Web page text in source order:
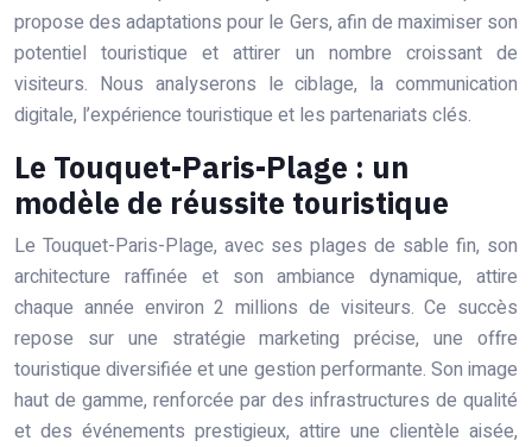
propose des adaptations pour le Gers, afin de maximiser son
potentiel touristique et attirer un nombre croissant de
visiteurs. Nous analyserons le ciblage, la communication
digitale, l’expérience touristique et les partenariats clés.
Le Touquet-Paris-Plage : un
modèle de réussite touristique
Le Touquet-Paris-Plage, avec ses plages de sable fin, son
architecture raffinée et son ambiance dynamique, attire
chaque année environ 2 millions de visiteurs. Ce succès
repose sur une stratégie marketing précise, une offre
touristique diversifiée et une gestion performante. Son image
haut de gamme, renforcée par des infrastructures de qualité
et des événements prestigieux, attire une clientèle aisée,